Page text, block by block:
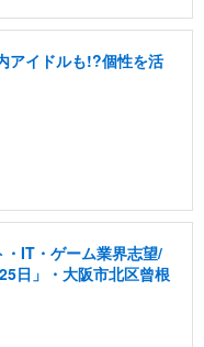
アイドルも!?個性を活
IT・ゲーム業界志望/
日」・大阪市北区曾根